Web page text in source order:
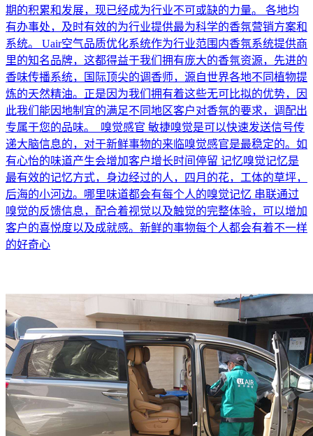
期的积累和发展，现已经成为行业不可或缺的力量。 各地均
有办事处，及时有效的为行业提供最为科学的香氛营销方案和
系统。 Uair空气品质优化系统作为行业范围内香氛系统提供商
里的知名品牌，这都得益于我们拥有庞大的香氛资源，先进的
香味传播系统，国际顶尖的调香师，源自世界各地不同植物提
炼的天然精油。正是因为我们拥有着这些无可比拟的优势，因
此我们能因地制宜的满足不同地区客户对香氛的要求，调配出
专属于您的品味。 嗅觉感官 敏捷嗅觉是可以快速发送信号传
递大脑信息的，对于新鲜事物的来临嗅觉感官是最稳定的。如
有心怡的味道产生会增加客户增长时间停留 记忆嗅觉记忆是
最有效的记忆方式，身边经过的人，四月的花，工体的草坪，
后海的小河边。哪里味道都会有每个人的嗅觉记忆 串联通过
嗅觉的反馈信息，配合着视觉以及触觉的完整体验，可以增加
客户的喜悦度以及成就感。新鲜的事物每个人都会有着不一样
的好奇心